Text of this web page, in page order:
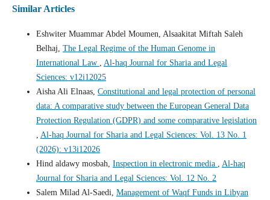
Similar Articles
Eshwiter Muammar Abdel Moumen, Alsaakitat Miftah Saleh
Belhaj, The Legal Regime of the Human Genome in
International Law , Al-haq Journal for Sharia and Legal
Sciences: v12i12025
Aisha Ali Elnaas, Constitutional and legal protection of personal
data: A comparative study between the European General Data
Protection Regulation (GDPR) and some comparative legislation
, Al-haq Journal for Sharia and Legal Sciences: Vol. 13 No. 1
(2026): v13i12026
Hind aldawy mosbah, Inspection in electronic media , Al-haq
Journal for Sharia and Legal Sciences: Vol. 12 No. 2
Salem Milad Al-Saedi, Management of Waqf Funds in Libyan